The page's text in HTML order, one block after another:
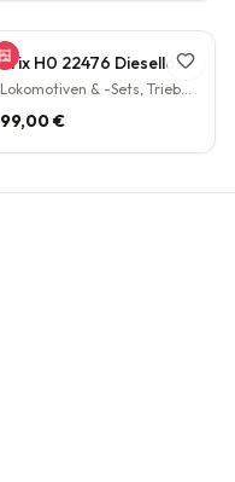
Trix H0 22476 Diesellokomotive BR V160 003 DB NEM Epoche IV H0 1:87
Lokomotiven & -Sets, Triebwagen
99,00 €